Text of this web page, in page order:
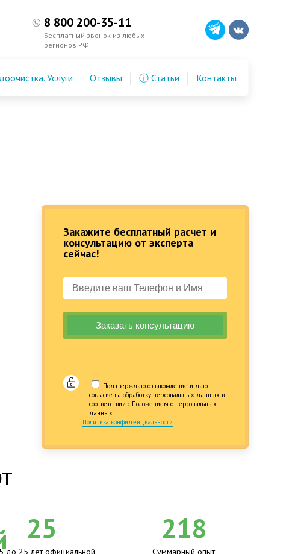
Закажите бесплатный расчет и
консультацию от эксперта
сейчас!
Подтверждаю ознакомление и даю
согласие на обработку персональных данных в
соответствии с Положением о персональных
данных.
Политика конфиденциальности
8 800 200-35-11
Бесплатный звонок из любых
регионов РФ
Услуги Отзывы ⓘ Статьи Контакты
25
до 25 лет официальной
218
Суммарный опыт